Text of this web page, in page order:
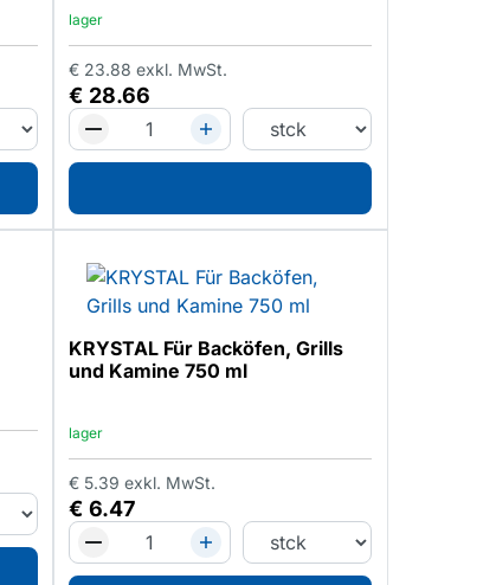
lager
€ 28.66
€ 23.88 exkl. MwSt.
KRYSTAL Für Backöfen, Grills
und Kamine 750 ml
lager
€ 6.47
€ 5.39 exkl. MwSt.